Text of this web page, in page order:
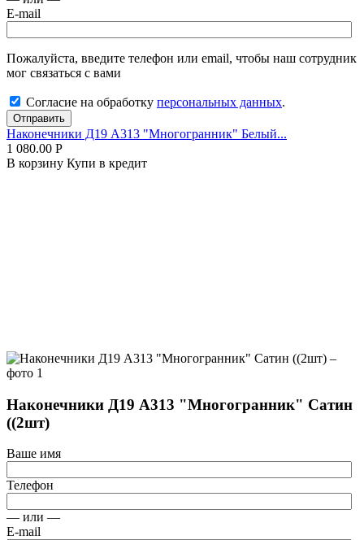
E-mail
Пожалуйста, введите телефон или email, чтобы наш сотрудник
мог связаться с вами
Согласие на обработку персональных данных.
Отправить
Наконечники Д19 А313 "Многогранник" Белый...
1 080.00 Р
В корзину Купи в кредит
Наконечники Д19 А313 "Многогранник" Сатин
((2шт)
Ваше имя
Телефон
— или —
E-mail